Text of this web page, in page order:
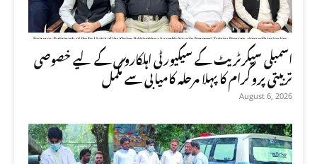
اسمبلی سیکرٹریٹ کے سیکیورٹی اہلکاروں کے لیے خصوصی
تربیتی پروگرام کا پہلا مرحلہ کامیابی سے مکمل
August 6, 2026